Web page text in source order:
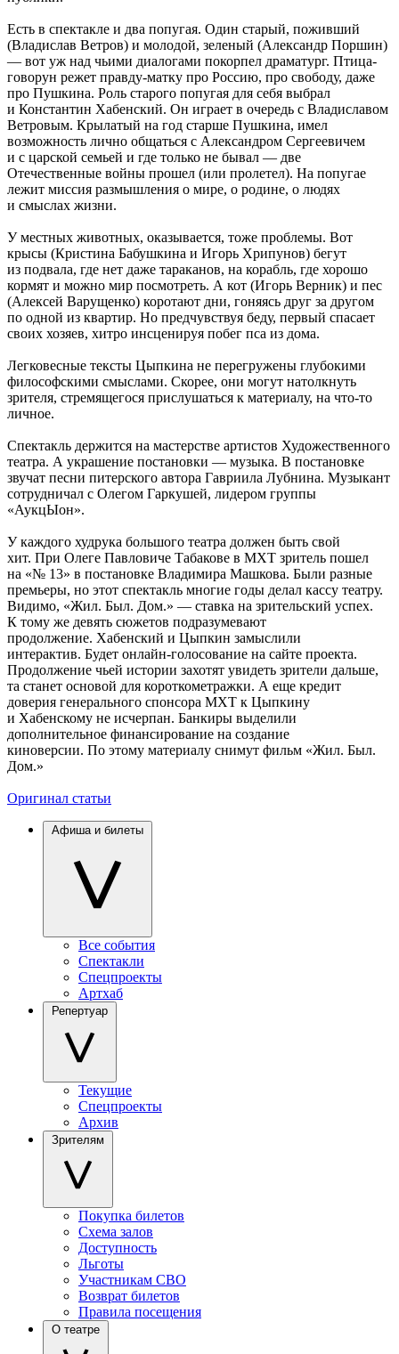
Есть в спектакле и два попугая. Один старый, поживший
(Владислав Ветров) и молодой, зеленый (Александр Поршин)
— вот уж над чьими диалогами покорпел драматург. Птица-
говорун режет правду-матку про Россию, про свободу, даже
про Пушкина. Роль старого попугая для себя выбрал
и Константин Хабенский. Он играет в очередь с Владиславом
Ветровым. Крылатый на год старше Пушкина, имел
возможность лично общаться с Александром Сергеевичем
и с царской семьей и где только не бывал — две
Отечественные войны прошел (или пролетел). На попугае
лежит миссия размышления о мире, о родине, о людях
и смыслах жизни.
У местных животных, оказывается, тоже проблемы. Вот
крысы (Кристина Бабушкина и Игорь Хрипунов) бегут
из подвала, где нет даже тараканов, на корабль, где хорошо
кормят и можно мир посмотреть. А кот (Игорь Верник) и пес
(Алексей Варущенко) коротают дни, гоняясь друг за другом
по одной из квартир. Но предчувствуя беду, первый спасает
своих хозяев, хитро инсценируя побег пса из дома.
Легковесные тексты Цыпкина не перегружены глубокими
философскими смыслами. Скорее, они могут натолкнуть
зрителя, стремящегося прислушаться к материалу, на что-то
личное.
Спектакль держится на мастерстве артистов Художественного
театра. А украшение постановки — музыка. В постановке
звучат песни питерского автора Гавриила Лубнина. Музыкант
сотрудничал с Олегом Гаркушей, лидером группы
«АукцЫон».
У каждого худрука большого театра должен быть свой
хит. При Олеге Павловиче Табакове в МХТ зритель пошел
на «№ 13» в постановке Владимира Машкова. Были разные
премьеры, но этот спектакль многие годы делал кассу театру.
Видимо, «Жил. Был. Дом.» — ставка на зрительский успех.
К тому же девять сюжетов подразумевают
продолжение. Хабенский и Цыпкин замыслили
интерактив. Будет онлайн-голосование на сайте проекта.
Продолжение чьей истории захотят увидеть зрители дальше,
та станет основой для короткометражки. А еще кредит
доверия генерального спонсора МХТ к Цыпкину
и Хабенскому не исчерпан. Банкиры выделили
дополнительное финансирование на создание
киноверсии. По этому материалу снимут фильм «Жил. Был.
Дом.»
Оригинал статьи
Афиша и билеты
Все события
Спектакли
Спецпроекты
Артхаб
Репертуар
Текущие
Спецпроекты
Архив
Зрителям
Покупка билетов
Схема залов
Доступность
Льготы
Участникам СВО
Возврат билетов
Правила посещения
О театре